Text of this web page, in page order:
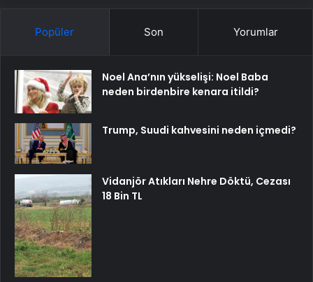
Popüler Son Yorumlar
Noel Ana’nın yükselişi: Noel Baba
neden birdenbire kenara itildi?
Trump, Suudi kahvesini neden içmedi?
Vidanjör Atıkları Nehre Döktü, Cezası
18 Bin TL